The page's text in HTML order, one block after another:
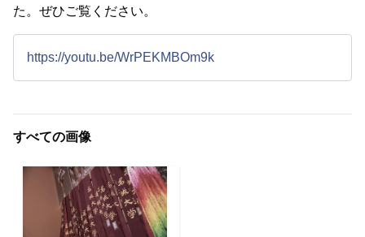
た。ぜひご覧ください。
https://youtu.be/WrPEKMBOm9k
すべての画像